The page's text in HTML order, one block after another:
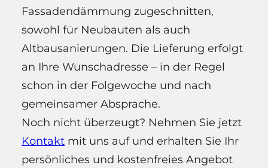
Fassadendämmung zugeschnitten,
sowohl für Neubauten als auch
Altbausanierungen. Die Lieferung erfolgt
an Ihre Wunschadresse – in der Regel
schon in der Folgewoche und nach
gemeinsamer Absprache.
Noch nicht überzeugt? Nehmen Sie jetzt
Kontakt mit uns auf und erhalten Sie Ihr
persönliches und kostenfreies Angebot